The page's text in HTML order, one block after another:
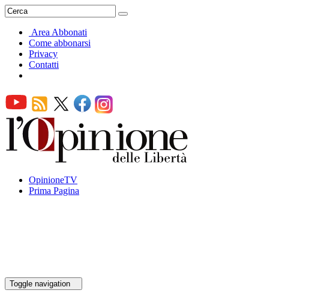
Area Abbonati
Come abbonarsi
Privacy
Contatti
OpinioneTV
Prima Pagina
Toggle navigation